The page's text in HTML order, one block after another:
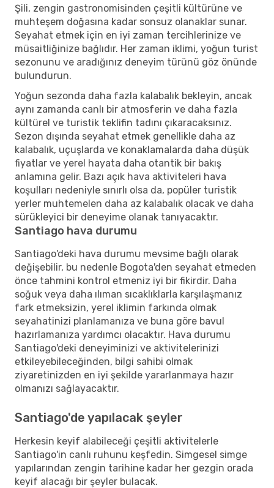
Şili, zengin gastronomisinden çeşitli kültürüne ve
muhteşem doğasına kadar sonsuz olanaklar sunar.
Seyahat etmek için en iyi zaman tercihlerinize ve
müsaitliğinize bağlıdır. Her zaman iklimi, yoğun turist
sezonunu ve aradığınız deneyim türünü göz önünde
bulundurun.
Yoğun sezonda daha fazla kalabalık bekleyin, ancak
aynı zamanda canlı bir atmosferin ve daha fazla
kültürel ve turistik teklifin tadını çıkaracaksınız.
Sezon dışında seyahat etmek genellikle daha az
kalabalık, uçuşlarda ve konaklamalarda daha düşük
fiyatlar ve yerel hayata daha otantik bir bakış
anlamına gelir. Bazı açık hava aktiviteleri hava
koşulları nedeniyle sınırlı olsa da, popüler turistik
yerler muhtemelen daha az kalabalık olacak ve daha
sürükleyici bir deneyime olanak tanıyacaktır.
Santiago hava durumu
Santiago'deki hava durumu mevsime bağlı olarak
değişebilir, bu nedenle Bogota'den seyahat etmeden
önce tahmini kontrol etmeniz iyi bir fikirdir. Daha
soğuk veya daha ılıman sıcaklıklarla karşılaşmanız
fark etmeksizin, yerel iklimin farkında olmak
seyahatinizi planlamanıza ve buna göre bavul
hazırlamanıza yardımcı olacaktır. Hava durumu
Santiago'deki deneyiminizi ve aktivitelerinizi
etkileyebileceğinden, bilgi sahibi olmak
ziyaretinizden en iyi şekilde yararlanmaya hazır
olmanızı sağlayacaktır.
Santiago'de yapılacak şeyler
Herkesin keyif alabileceği çeşitli aktivitelerle
Santiago'in canlı ruhunu keşfedin. Simgesel simge
yapılarından zengin tarihine kadar her gezgin orada
keyif alacağı bir şeyler bulacak.